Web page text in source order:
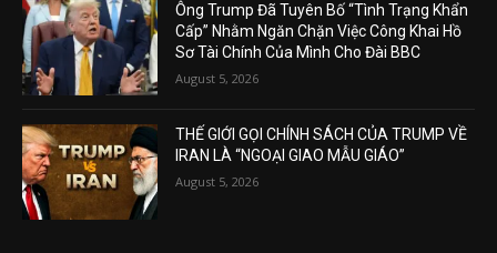
Ông Trump Đã Tuyên Bố “Tình Trạng Khẩn
Cấp” Nhằm Ngăn Chặn Việc Công Khai Hồ
Sơ Tài Chính Của Mình Cho Đài BBC
August 5, 2026
THẾ GIỚI GỌI CHÍNH SÁCH CỦA TRUMP VỀ
IRAN LÀ “NGOẠI GIAO MẪU GIÁO”
August 5, 2026